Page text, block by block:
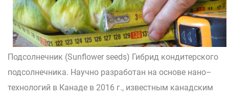
Подсолнечник (Sunflower seeds) Гибрид кондитерского
подсолнечника. Научно разработан на основе нано–
технологий в Канаде в 2016 г., известным канадским